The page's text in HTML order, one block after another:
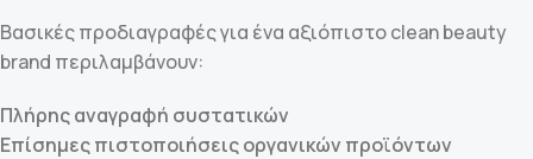
Βασικές προδιαγραφές για ένα αξιόπιστο clean beauty
brand περιλαμβάνουν:
Πλήρης αναγραφή συστατικών
Επίσημες πιστοποιήσεις οργανικών προϊόντων